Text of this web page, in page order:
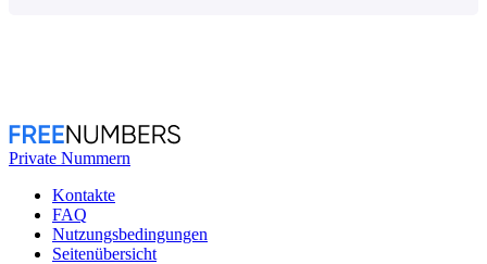
Private Nummern
Kontakte
FAQ
Nutzungsbedingungen
Seitenübersicht